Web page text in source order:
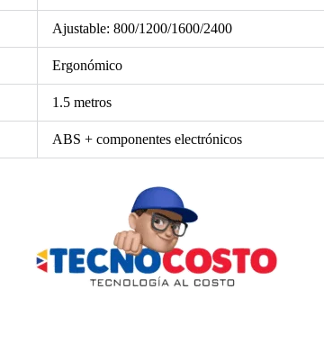
Ajustable: 800/1200/1600/2400
Ergonómico
1.5 metros
ABS + componentes electrónicos